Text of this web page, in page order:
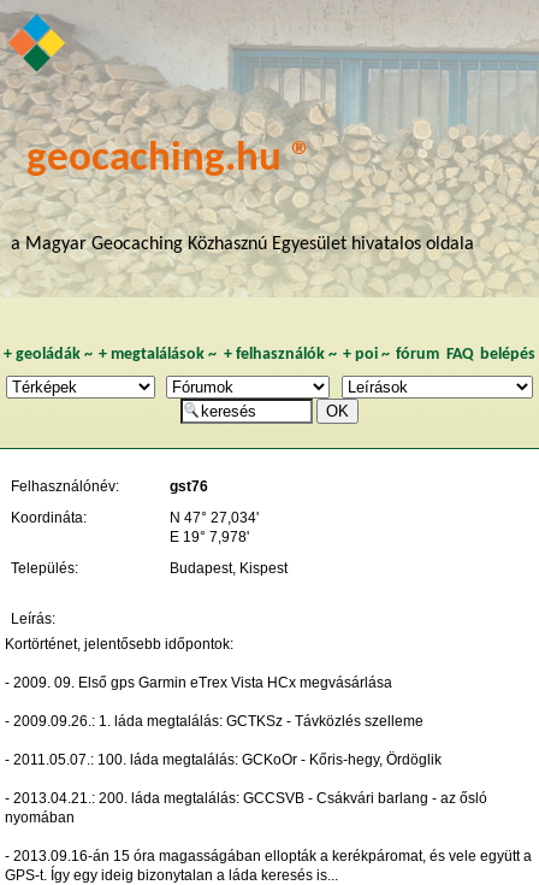
geocaching.hu ®
a Magyar Geocaching Közhasznú Egyesület hivatalos oldala
+ geoládák~ +megtalálások ~ + felhasználók~ + poi~ fórum FAQ belépés
Felhasználónév:
gst76
Koordináta:
N 47° 27,034'
E 19° 7,978'
Település:
Budapest, Kispest
Leírás:
Kortörténet, jelentősebb időpontok:
- 2009. 09. Első gps Garmin eTrex Vista HCx megvásárlása
- 2009.09.26.: 1. láda megtalálás: GCTKSz - Távközlés szelleme
- 2011.05.07.: 100. láda megtalálás: GCKoOr - Kőris-hegy, Ördöglik
- 2013.04.21.: 200. láda megtalálás: GCCSVB - Csákvári barlang - az ősló
nyomában
- 2013.09.16-án 15 óra magasságában ellopták a kerékpáromat, és vele együtt a
GPS-t. Így egy ideig bizonytalan a láda keresés is...